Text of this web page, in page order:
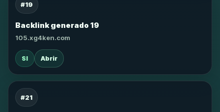
#19
Backlink generado 19
105.xg4ken.com
SI Abrir
#21